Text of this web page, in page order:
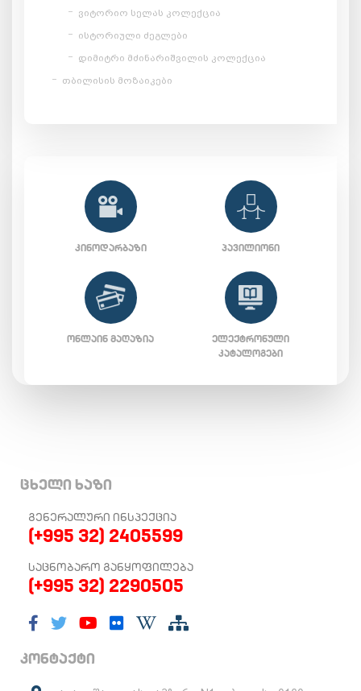
ვიტორიო სელას კოლექცია
ისტორიული ძეგლები
დიმიტრი მძინარიშვილის კოლექცია
თბილისის მოზაიკები
ᲙᲘᲜᲝᲓᲐᲠᲑᲐᲖᲘ ᲞᲐᲕᲘᲚᲘᲝᲜᲘ
ᲝᲜᲚᲐᲘᲜ ᲛᲐᲦᲐᲖᲘᲐ
ᲔᲚᲔᲥᲢᲠᲝᲜᲣᲚᲘ
ᲙᲐᲢᲐᲚᲝᲒᲔᲑᲘ
ცხელი ხაზი
ᲒᲔᲜᲔᲠᲐᲚᲣᲠᲘ ᲘᲜᲡᲞᲔᲥᲪᲘᲐ
(+995 32) 2405599
ᲡᲐᲪᲜᲝᲑᲐᲠᲝ ᲒᲐᲜᲧᲝᲤᲘᲚᲔᲑᲐ
(+995 32) 2290505
კონტაქტი